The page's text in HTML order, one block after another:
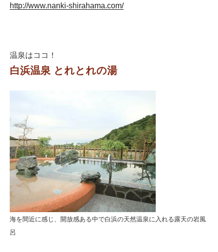
http://www.nanki-shirahama.com/
温泉はココ！
白浜温泉 とれとれの湯
海を間近に感じ、開放感ある中で白浜の天然温泉に入れる露天の岩風
呂